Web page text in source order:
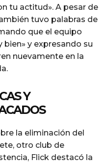
tu actitud». A pesar de
tuvo palabras de
que el equipo
bien» y expresando su
nuevamente en la
Y
la eliminación del
otro club de
Flick destacó la